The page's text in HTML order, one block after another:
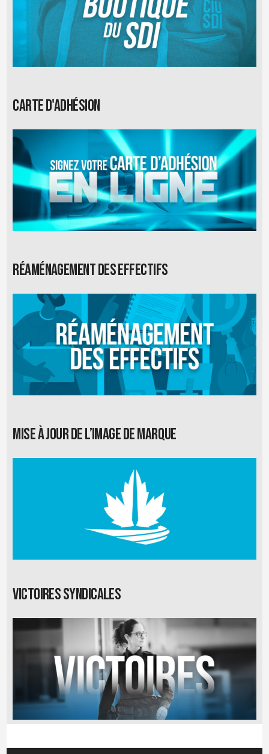
Carte d'adhésion
Réaménagement des effectifs
Mise à jour de l’image de marque
Victoires syndicales